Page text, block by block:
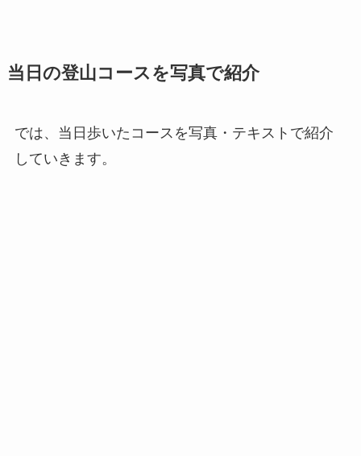
当日の登山コースを写真で紹介
では、当日歩いたコースを写真・テキストで紹介
していきます。